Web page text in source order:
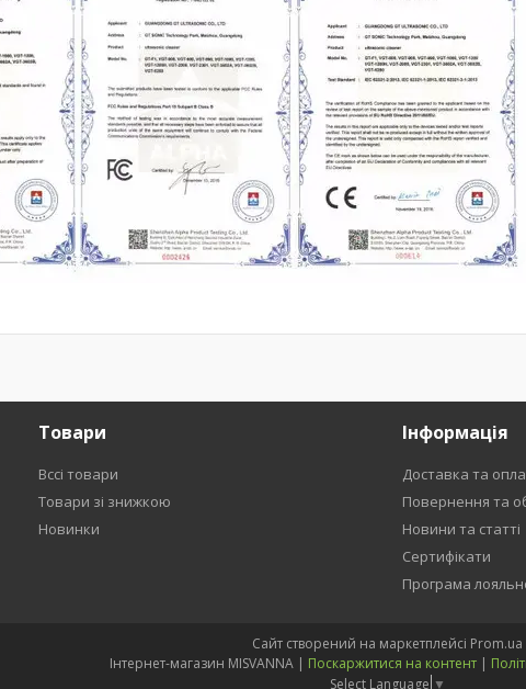
Товари
Вссі товари
Товари зі знижкою
Новинки
Інформація
Доставка та
Повернення та
Новини та статті
Сертифікати
Програма
Сайт створений на маркетплейсі Prom.ua
Інтернет-магазин MISVANNA | Поскаржитися на контент |
Select Language ▼